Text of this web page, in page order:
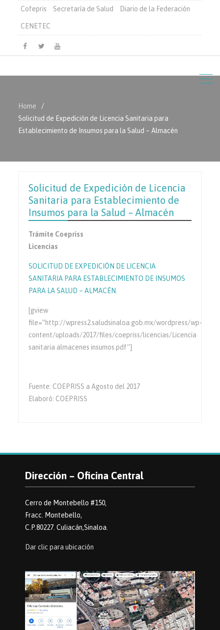
Cofepris Secretaría de Salud Diario de la Federación
CENETEC
Facebook
TwitterYoutube
Home
Solicitud de Expedición de Licencia Sanitaria para
Establecimiento de Insumos para la Salud – Almacén
Solicitud de Expedición de Licencia
Sanitaria para Establecimiento de
Insumos para la Salud – Almacén
Trámite Coepriss
Licencias
SOLICITUD DE EXPEDICIÓN DE LICENCIA
SANITARIA PARA ESTABLECIMIENTO DE INSUMOS
PARA LA SALUD – ALMACÉN.
[gview
file=”http://wpress2.saludsinaloa.gob.mx/wordpress/wp-
content/uploads/2017/files/coepriss/licencias/Licencia
sanitaria almacenes insumos.pdf”]
Fuente: COEPRISS a Agosto del 2017
Elaboró: COEPRISS
Dirección – Oficina Central
Cerro de Montebello #150,
Fracc. Montebello,
C.P.80227. Culiacán,Sinaloa.
Dar clic para ubicación